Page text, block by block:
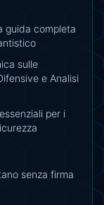
guida completa
sulle
e Analisi
per i
senza firma